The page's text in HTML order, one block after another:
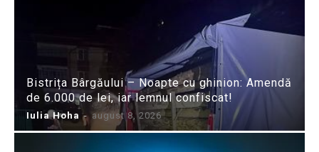
Bistrița Bârgăului – Noapte cu ghinion: Amendă
de 6.000 de lei, iar lemnul confiscat!
Iulia Hoha - august 8, 2026